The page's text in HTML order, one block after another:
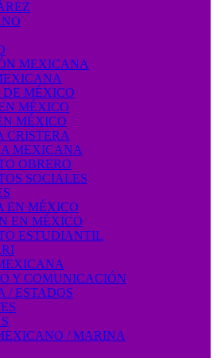
MEXICANA
MÉXICO
MÉXICO
MÉXICO
CRISTERA
MEXICANA
OBRERO
SOCIALES
EN MÉXICO
EN MÉXICO
ESTUDIANTIL
Y COMUNICACIÓN
/ ESTADOS
/ MARINA